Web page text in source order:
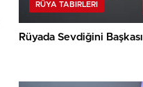
RÜYA TABIRLERI
Rüyada Sevdiğini